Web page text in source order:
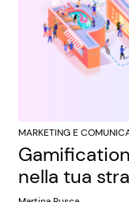
MARKETING E
nella tua